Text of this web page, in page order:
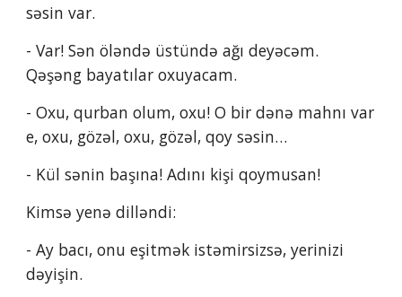
səsin var.
- Var! Sən öləndə üstündə ağı deyəcəm.
Qəşəng bayatılar oxuyacam.
- Oxu, qurban olum, oxu! O bir dənə mahnı var
e, oxu, gözəl, oxu, gözəl, qoy səsin…
- Kül sənin başına! Adını kişi qoymusan!
Kimsə yenə dilləndi:
- Ay bacı, onu eşitmək istəmirsizsə, yerinizi
dəyişin.